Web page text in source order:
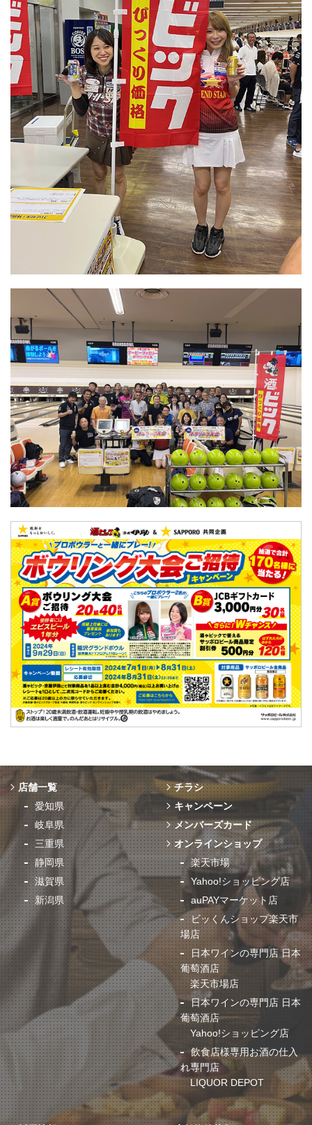
店舗一覧
愛知県
岐阜県
三重県
静岡県
滋賀県
新潟県
チラシ
キャンペーン
メンバーズカード
オンラインショップ
楽天市場
Yahoo!ショッピング店
auPAYマーケット店
ビッくんショップ楽天市
場店
日本ワインの専門店 日本
葡萄酒店
楽天市場店
日本ワインの専門店 日本
葡萄酒店
Yahoo!ショッピング店
飲食店様専用お酒の仕入
れ専門店
LIQUOR DEPOT